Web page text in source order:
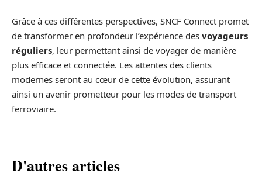
Grâce à ces différentes perspectives, SNCF Connect promet
de transformer en profondeur l’expérience des voyageurs
réguliers, leur permettant ainsi de voyager de manière
plus efficace et connectée. Les attentes des clients
modernes seront au cœur de cette évolution, assurant
ainsi un avenir prometteur pour les modes de transport
ferroviaire.
D'autres articles